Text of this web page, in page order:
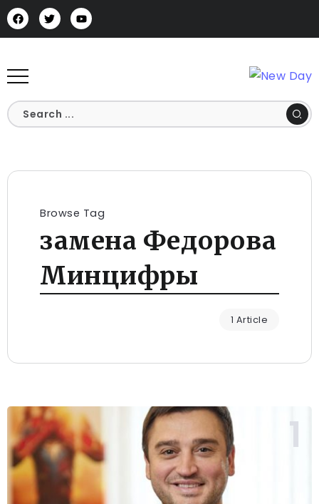
Browse Tag
замена Федорова
Минцифры
1 Article